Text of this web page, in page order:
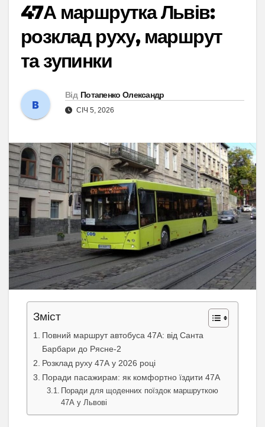
47А маршрутка Львів:
розклад руху, маршрут
та зупинки
Від Потапенко Олександр
СІЧ 5, 2026
Зміст
Повний маршрут автобуса 47А: від Санта
Барбари до Рясне-2
Розклад руху 47А у 2026 році
Поради пасажирам: як комфортно їздити 47А
Поради для щоденних поїздок маршруткою
47А у Львові